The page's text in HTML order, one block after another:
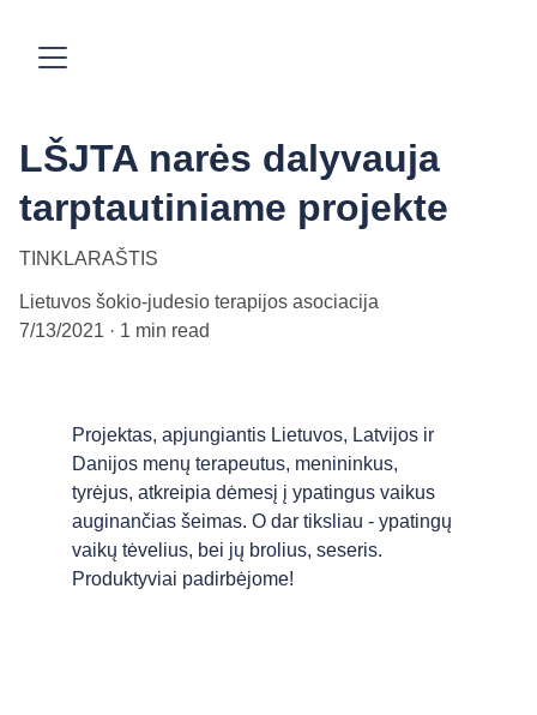
LŠJTA narės dalyvauja
tarptautiniame projekte
TINKLARAŠTIS
Lietuvos šokio-judesio terapijos asociacija
7/13/2021
1 min read
Projektas, apjungiantis Lietuvos, Latvijos ir
Danijos menų terapeutus, menininkus,
tyrėjus, atkreipia dėmesį į ypatingus vaikus
auginančias šeimas. O dar tiksliau - ypatingų
vaikų tėvelius, bei jų brolius, seseris.
Produktyviai padirbėjome!